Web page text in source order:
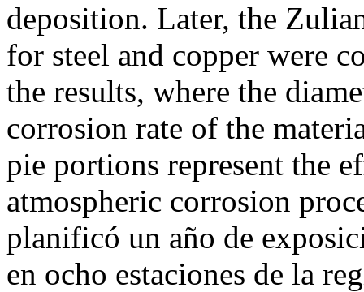
deposition. Later, the
for steel and copper were
the results, where the
corrosion rate of the
pie portions represent the
atmospheric corrosion
planificó un año de
en ocho estaciones de la